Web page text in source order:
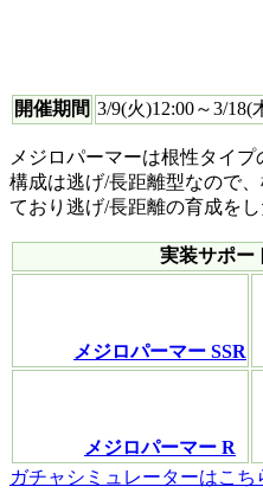
開催期間 3/9(火)12:00～3/18(
メジロパーマーは根性タイ
構成は逃げ/長距離型なので
ており逃げ/長距離の育成をし
実装サポー
メジロパーマー SSR
メジロパーマー R
ガチャシミュレーターはこち